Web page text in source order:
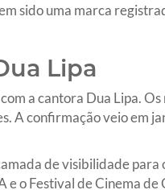
sido uma marca
Lipa
a cantora Dua Lipa.
A confirmação veio em
de visibilidade para
o Festival de Cinema de